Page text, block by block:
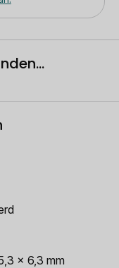
x 6,3 mm